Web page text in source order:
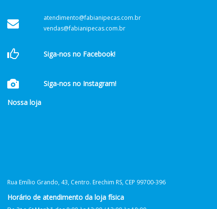
atendimento@fabianipecas.com.br
vendas@fabianipecas.com.br
Siga-nos no Facebook!
Siga-nos no Instagram!
Nossa loja
Rua Emílio Grando, 43, Centro. Erechim RS, CEP 99700-396
Horário de atendimento da loja física